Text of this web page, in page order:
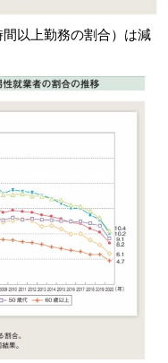
以上勤務の割合）は減